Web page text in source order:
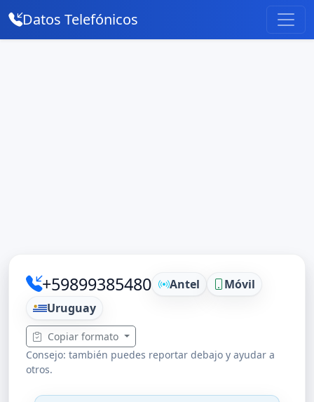
Datos Telefónicos
+59899385480 Antel
Móvil
Uruguay
Copiar formato
Consejo: también puedes reportar debajo y ayudar a
otros.